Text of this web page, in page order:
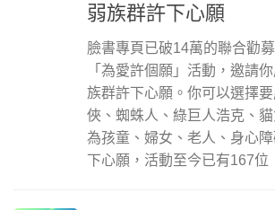
弱族群許下心願
臉書專頁已破14萬的聯合勸
「為愛許個願」活動，邀請
族群許下心願。你可以選擇
俠、蜘蛛人、綠巨人浩克、貓
為孩童、婦女、老人、身心
下心願，活動至今已有167位